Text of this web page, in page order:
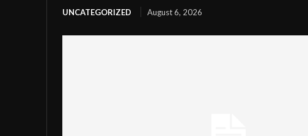
UNCATEGORIZED August 6, 2026